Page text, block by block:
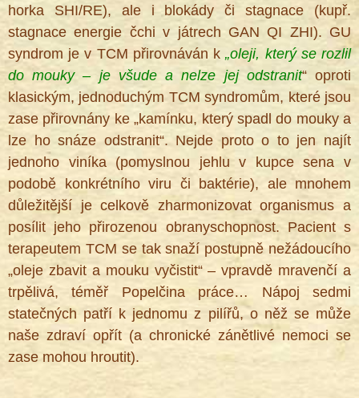
horka SHI/RE), ale i blokády či stagnace (kupř.
stagnace energie čchi v játrech GAN QI ZHI). GU
syndrom je v TCM přirovnáván k„oleji, který se rozlil
do mouky – je všu­de a nelze jej odstranit“ oproti
klasic­kým, jednoduchým TCM syndromům, které jsou
zase přirovnány ke „kamínku, který spadl do mouky a
lze ho snáze odstranit“. Nejde proto o to jen najít
jednoho viníka (pomyslnou jehlu v kupce sena v
podobě konkrétního viru či baktérie), ale mno­hem
důležitější je celkově zharmonizovat organismus a
posílit jeho přirozenou obranyschopnost. Pacient s
terapeutem TCM se tak snaží postupně nežádoucího
„oleje zbavit a mouku vyčistit“ – vpravdě mravenčí a
trpělivá, téměř Popelčina práce… Nápoj sedmi
statečných patří k jednomu z pilířů, o něž se může
naše zdraví opřít (a chronické zánětlivé nemoci se
zase mohou hroutit).